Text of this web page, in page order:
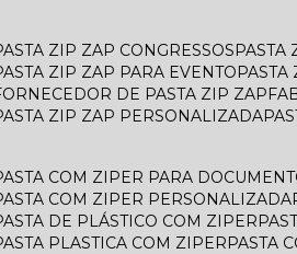
PASTA ZIP ZAP CONGRESSOS
PASTA ZIP ZAP PARA EVENTO
FORNECEDOR DE PASTA ZIP ZAP
PASTA ZIP ZAP PERSONALIZADA
PASTA COM ZIPER PARA
PASTA COM ZIPER PERSONALIZADA
PASTA DE PLÁSTICO COM ZIPER
PASTA PLASTICA COM ZIPER PASTA